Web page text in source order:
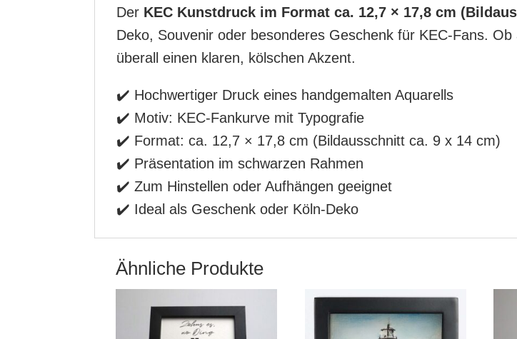
Der KEC Kunstdruck im Format ca. 12,7 × 17,8 cm
Deko, Souvenir oder besonderes Geschenk für KEC-Fans.
überall einen klaren, kölschen Akzent.
✔️ Hochwertiger Druck eines handgemalten Aquarells
✔️ Motiv: KEC-Fankurve mit Typografie
✔️ Format: ca. 12,7 × 17,8 cm (Bildausschnitt ca. 9 x 14 cm)
✔️ Präsentation im schwarzen Rahmen
✔️ Zum Hinstellen oder Aufhängen geeignet
✔️ Ideal als Geschenk oder Köln-Deko
Ähnliche Produkte